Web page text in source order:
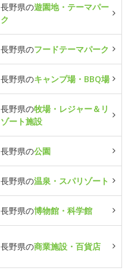
長野県の遊園地・テーマパー
ク
長野県のフードテーマパーク
長野県のキャンプ場・BBQ場
長野県の牧場・レジャー＆リ
ゾート施設
長野県の公園
長野県の温泉・スパリゾート
長野県の博物館・科学館
長野県の商業施設・百貨店